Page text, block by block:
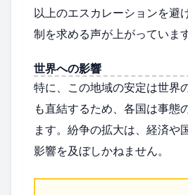
以上のエスカレーションを避
制を求める声が上がっています
世界への影響
特に、この地域の安定は世界
も直結するため、各国は事態
ます。紛争の拡大は、経済や
影響を及ぼしかねません。